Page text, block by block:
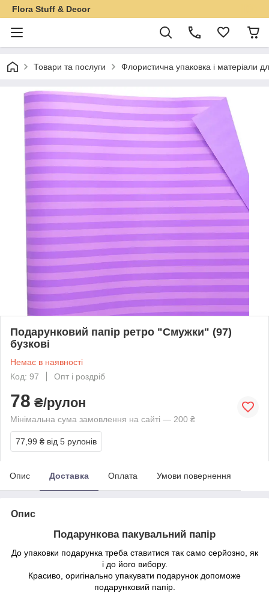
Flora Stuff & Decor
Товари та послуги Флористична упаковка і матеріали
Подарунковий папір ретро "Смужки" (97)
бузкові
Немає в наявності
Код: 97
Опт і роздріб
78 ₴/рулон
Мінімальна сума замовлення на сайті — 200 ₴
77,99 ₴ від 5 рулонів
Опис Доставка Оплата Умови повернення
Опис
Подарункова пакувальний папір
До упаковки подарунка треба ставитися так само серйозно, як
і до його вибору.
Красиво, оригінально упакувати подарунок допоможе
подарунковий папір.